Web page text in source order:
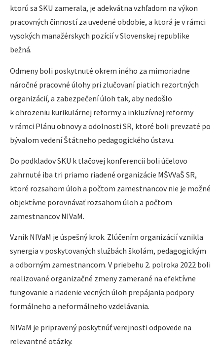
ktorú sa SKU zamerala, je adekvátna vzhľadom na výkon
pracovných činností za uvedené obdobie, a ktorá je v rámci
vysokých manažérskych pozícií v Slovenskej republike
bežná.
Odmeny boli poskytnuté okrem iného za mimoriadne
náročné pracovné úlohy pri zlučovaní piatich rezortných
organizácií, a zabezpečení úloh tak, aby nedošlo
k ohrozeniu kurikulárnej reformy a inkluzívnej reformy
v rámci Plánu obnovy a odolnosti SR, ktoré boli prevzaté po
bývalom vedení Štátneho pedagogického ústavu.
Do podkladov SKU k tlačovej konferencii boli účelovo
zahrnuté iba tri priamo riadené organizácie MŠVVaŠ SR,
ktoré rozsahom úloh a počtom zamestnancov nie je možné
objektívne porovnávať rozsahom úloh a počtom
zamestnancov NIVaM.
Vznik NIVaM je úspešný krok. Zlúčením organizácií vznikla
synergia v poskytovaných službách školám, pedagogickým
a odborným zamestnancom. V priebehu 2. polroka 2022 boli
realizované organizačné zmeny zamerané na efektívne
fungovanie a riadenie vecných úloh prepájania podpory
formálneho a neformálneho vzdelávania.
NIVaM je pripravený poskytnúť verejnosti odpovede na
relevantné otázky.